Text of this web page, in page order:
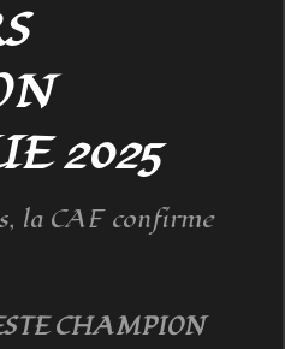
2025
la CAF confirme
CHAMPION